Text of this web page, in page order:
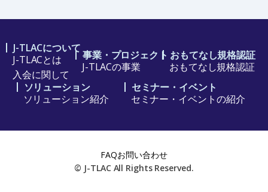
J-TLACについて
J-TLACとは
入会に関して
事業・プロジェクト
J-TLACの事業
おもてなし規格認証
おもてなし規格認証
ソリューション
ソリューション紹介
セミナー・イベント
セミナー・イベントの紹介
FAQお問い合わせ
© J-TLAC All Rights Reserved.